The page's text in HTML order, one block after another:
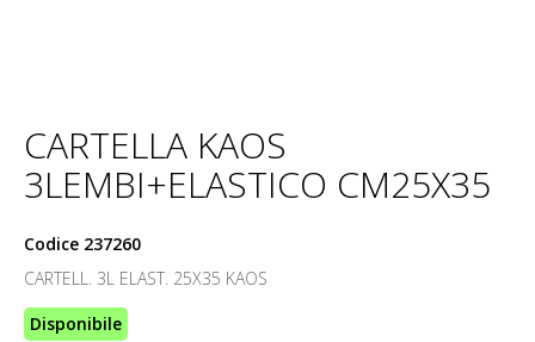
CARTELLA KAOS
3LEMBI+ELASTICO CM25X35
Codice 237260
CARTELL. 3L ELAST. 25X35 KAOS
Disponibile